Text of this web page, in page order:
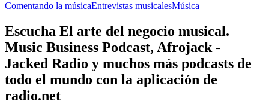
Comentando la músicaEntrevistas musicalesMúsica
Escucha El arte del negocio musical.
Music Business Podcast, Afrojack -
Jacked Radio y muchos más podcasts de
todo el mundo con la aplicación de
radio.net